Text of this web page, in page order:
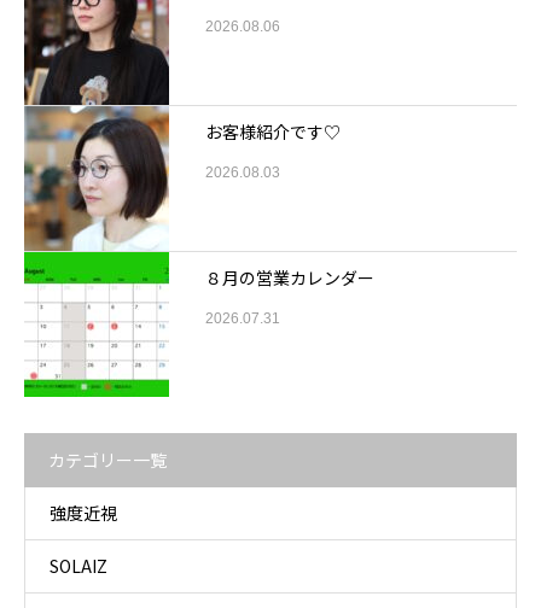
2026.08.06
お客様紹介です♡
2026.08.03
８月の営業カレンダー
2026.07.31
カテゴリー一覧
強度近視
SOLAIZ